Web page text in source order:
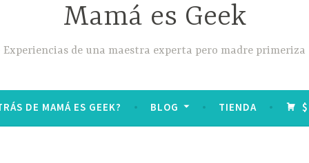
Mamá es Geek
Experiencias de una maestra experta pero madre primeriza
DE MAMÁ ES GEEK? BLOG TIENDA